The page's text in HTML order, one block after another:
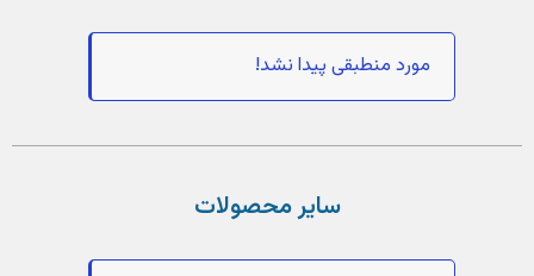
مورد منطبقی پیدا نشد!
سایر محصولات